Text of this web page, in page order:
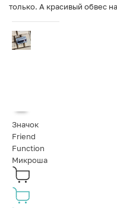
только. А красивый обвес
Значок
Friend
Function
Микроша